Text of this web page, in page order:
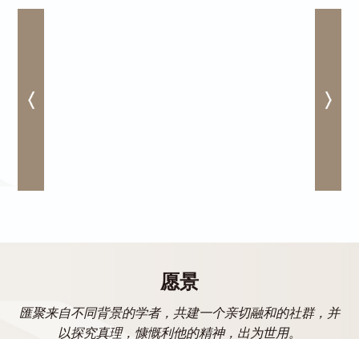
愿景
匯聚来自不同背景的学者，共建一个亲切融和的社群，并
以探究真理，慷慨利他的精神，出为世用。